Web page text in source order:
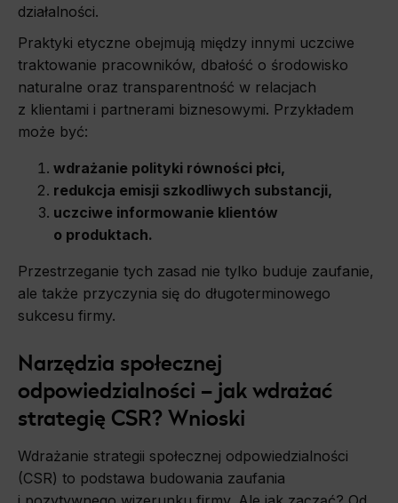
działalności.
Praktyki etyczne obejmują między innymi uczciwe
traktowanie pracowników, dbałość o środowisko
naturalne oraz transparentność w relacjach
z klientami i partnerami biznesowymi. Przykładem
może być:
wdrażanie polityki równości płci,
redukcja emisji szkodliwych substancji,
uczciwe informowanie klientów
o produktach.
Przestrzeganie tych zasad nie tylko buduje zaufanie,
ale także przyczynia się do długoterminowego
sukcesu firmy.
Narzędzia społecznej
odpowiedzialności – jak wdrażać
strategię CSR? Wnioski
Wdrażanie strategii społecznej odpowiedzialności
(CSR) to podstawa budowania zaufania